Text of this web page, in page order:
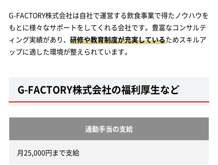
G-FACTORY株式会社は自社で運営する飲食事業で得たノウハウを
もとに様々なサポートをしてくれる会社です。豊富なコンサルテ
ィング実績があり、 研修や教育制度が充実しているためスキルア
ップに適した環境が整えられています。
G-FACTORY株式会社の福利厚生など
通勤手当の支給
月25,000円まで支給